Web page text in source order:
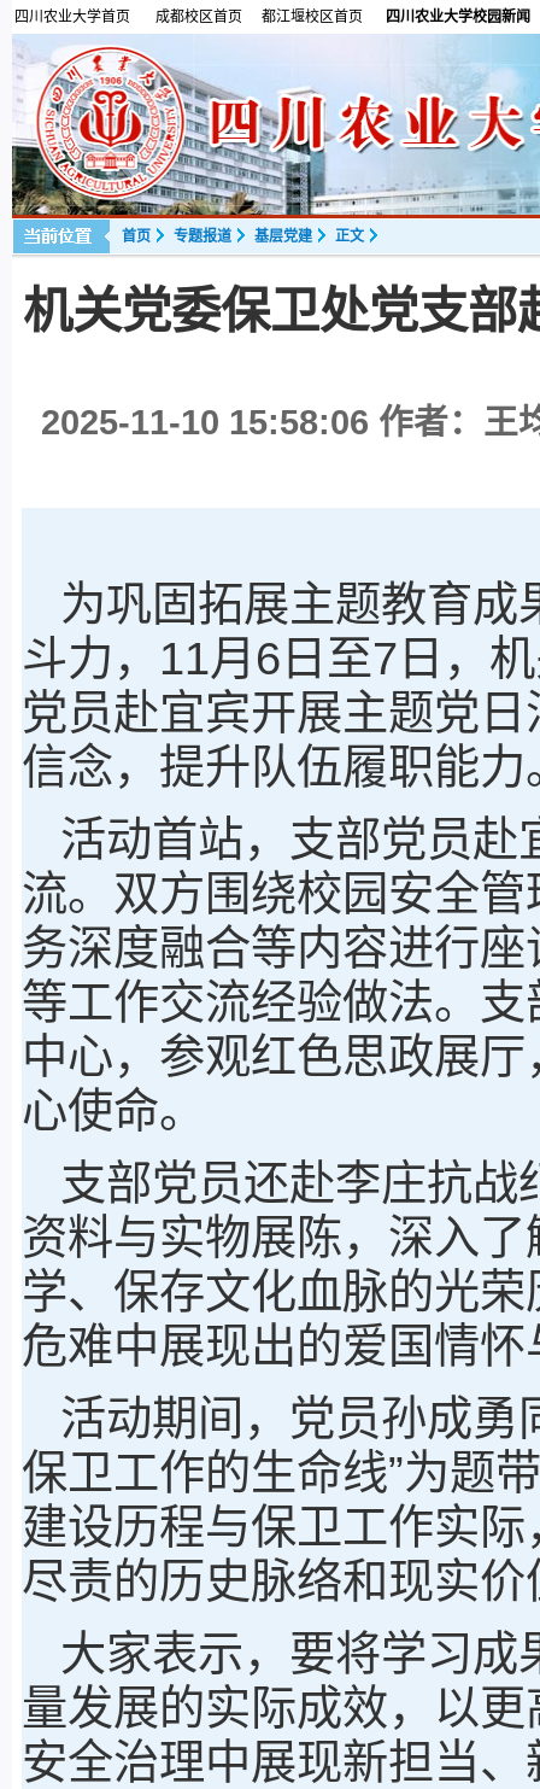
四川农业大学首页 成都校区首页 都江堰校区首页 四川农业大学校园新闻
首页 专题报道 基层党建 正文
机关党委保卫处党支部
2025-11-10 15:58:06 作者：王
为巩固拓展主题教育
斗力，11月6日至7日，
党员赴宜宾开展主题党
信念，提升队伍履职能力
活动首站，支部党员赴
流。双方围绕校园安全
务深度融合等内容进行
等工作交流经验做法。
中心，参观红色思政展
心使命。
支部党员还赴李庄抗
资料与实物展陈，深入
学、保存文化血脉的光
危难中展现出的爱国情
活动期间，党员孙成
保卫工作的生命线”为题
建设历程与保卫工作实
尽责的历史脉络和现实价
大家表示，要将学习
量发展的实际成效，以
安全治理中展现新担当、